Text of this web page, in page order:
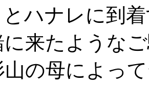
ハナレに到
に来たような
の母によっ